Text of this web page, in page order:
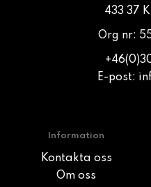
433 37
Org nr:
E-post:
Information
Kontakta oss
Om oss